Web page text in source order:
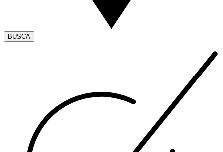
BUSCA